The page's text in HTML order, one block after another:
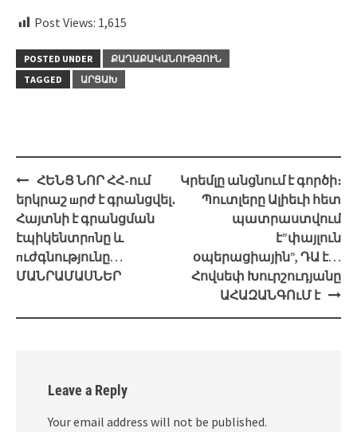
Post Views: 1,615
POSTED UNDER
ՔԱՂԱՔԱԿԱՆՈՒԹՅՈՒՆ
TAGGED
ԱՐՑԱԽ
Post
navigation
ՀԵՆՑ ՆՈՐ ՀՀ-ում
երկրաշ шրժ է գրանցվել․
Հայտնի է գրանցման
էպիկենտրпնը և
пւժգնությունը…
ՄԱՆՐԱՄԱՍՆԵՐ
Կրեմլը անցնում է գործի։
Պուտլերը Ալիեւի հետ
պատրաստվում
է”փայլուն
օպերացիային”, ԴԱ է…
Հովսեփ Խուրշուդյանը
ԱՀԱԶԱՆԳՈւՄ է
Leave a Reply
Your email address will not be published.